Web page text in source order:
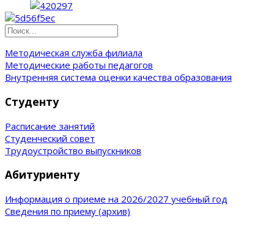
Методическая служба филиала
Методические работы педагогов
Внутренняя система оценки качества образования
Студенту
Расписание занятий
Студенческий совет
Трудоустройство выпускников
Абитуриенту
Информация о приеме на 2026/2027 учебный год
Сведения по приему (архив)